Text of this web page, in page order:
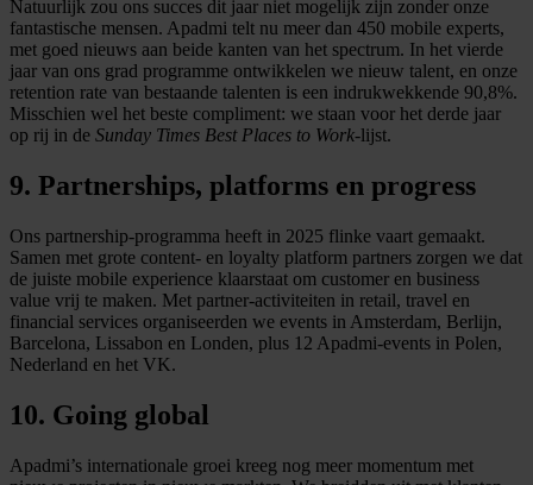
Natuurlijk zou ons succes dit jaar niet mogelijk zijn zonder onze
fantastische mensen. Apadmi telt nu meer dan 450 mobile experts,
met goed nieuws aan beide kanten van het spectrum. In het vierde
jaar van ons grad programme ontwikkelen we nieuw talent, en onze
retention rate van bestaande talenten is een indrukwekkende 90,8%.
Misschien wel het beste compliment: we staan voor het derde jaar
op rij in de Sunday Times Best Places to Work‑lijst.
9. Partnerships, platforms en progress
Ons partnership‑programma heeft in 2025 flinke vaart gemaakt.
Samen met grote content‑ en loyalty platform partners zorgen we dat
de juiste mobile experience klaarstaat om customer en business
value vrij te maken. Met partner‑activiteiten in retail, travel en
financial services organiseerden we events in Amsterdam, Berlijn,
Barcelona, Lissabon en Londen, plus 12 Apadmi‑events in Polen,
Nederland en het VK.
10. Going global
Apadmi’s internationale groei kreeg nog meer momentum met